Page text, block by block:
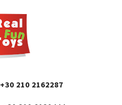
+30 210 2162287